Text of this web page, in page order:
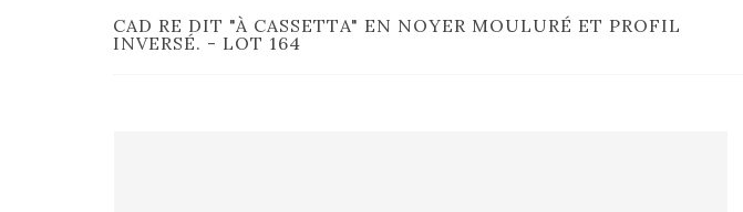
CAD RE DIT "À CASSETTA" EN NOYER MOULURÉ ET PROFIL
INVERSÉ. - LOT 164